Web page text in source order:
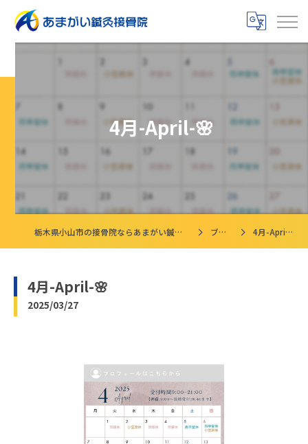
4月-April-🌸
栃木県小山市の接骨院ならあまがい鍼灸接骨院 ブログ 4月-April-🌸
4月-April-🌸
2025/03/27